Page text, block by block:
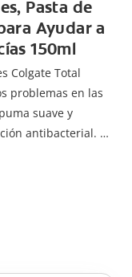
Pasta de
Ayudar a
150ml
Colgate Total
problemas en las
suave y
antibacterial.